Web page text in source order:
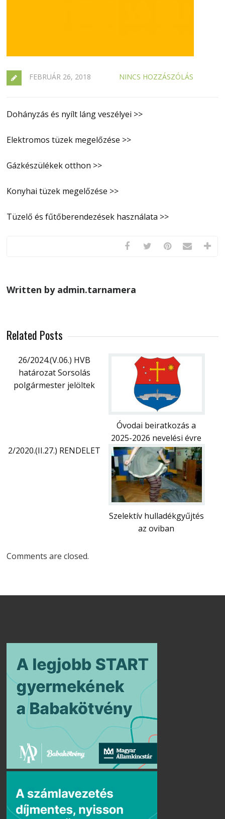
FEBRUÁR 26, 2018 NINCS HOZZÁSZÓLÁS
Dohányzás és nyílt láng veszélyei >>
Elektromos tüzek megelőzése >>
Gázkészülékek otthon >>
Konyhai tüzek megelőzése >>
Tüzelő és fűtőberendezések használata >>
Written by admin.tarnamera
Related Posts
26/2024.(V.06.) HVB
határozat Sorsolás
polgármester jelöltek
Óvodai beiratkozás a
2025-2026 nevelési évre
2/2020.(II.27.) RENDELET
Szelektív hulladékgyűjtés
az oviban
Comments are closed.